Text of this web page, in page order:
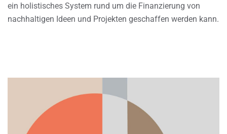
ein holistisches System rund um die Finanzierung von
nachhaltigen Ideen und Projekten geschaffen werden kann.